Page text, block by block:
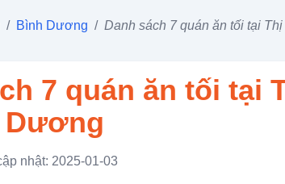
/ Bình Dương / Danh sách 7 quán ăn tối tại
7 quán ăn tối tại
nhật: 2025-01-03